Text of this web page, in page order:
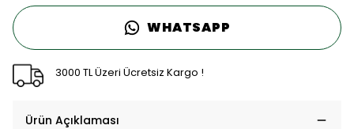
WHATSAPP
3000 TL Üzeri Ücretsiz Kargo !
Ürün Açıklaması